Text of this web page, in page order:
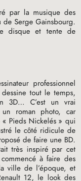
par la musique des
de Serge Gainsbourg.
disque et tente de
professionnel
tout le temps,
3D… C’est un vrai
roman photo, car
« Pieds Nickelés » qui
le côté ridicule de
de faire une BD.
très inspiré par cet
à faire des
ville de l’époque, et
12, le look des